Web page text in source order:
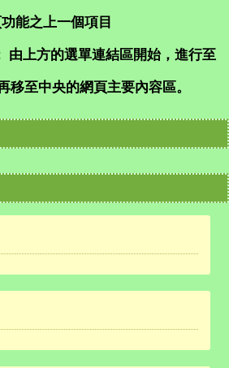
能之上一個項目
由上方的選單連結區開始，進行至
移至中央的網頁主要內容區。